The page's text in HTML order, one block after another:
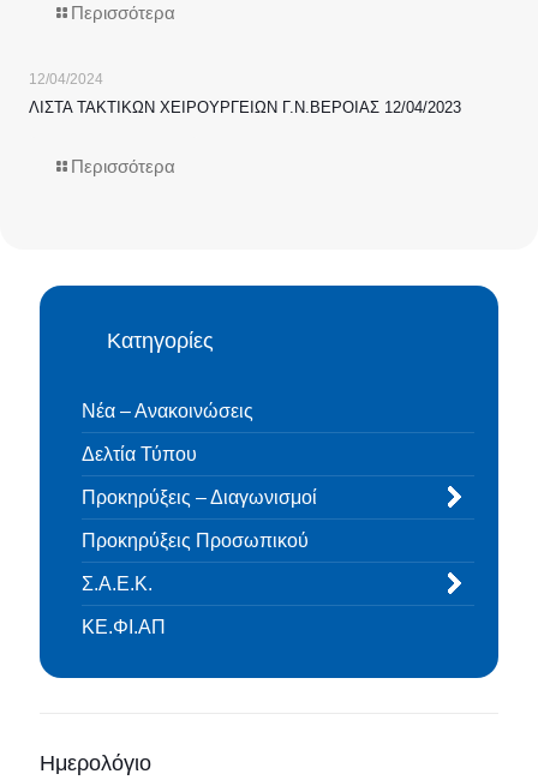
Περισσότερα
12/04/2024
ΛΙΣΤΑ ΤΑΚΤΙΚΩΝ ΧΕΙΡΟΥΡΓΕΙΩΝ Γ.Ν.ΒΕΡΟΙΑΣ 12/04/2023
Περισσότερα
Κατηγορίες
Νέα – Ανακοινώσεις
Δελτία Τύπου
Προκηρύξεις – Διαγωνισμοί
Προκηρύξεις Προσωπικού
Σ.Α.Ε.Κ.
ΚΕ.ΦΙ.ΑΠ
Ημερολόγιο